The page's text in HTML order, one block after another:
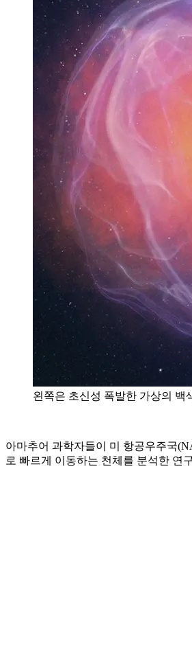
왼쪽은 초신성 폭발한 가상의 백
아마추어 과학자들이 미 항공우주국
로 빠르게 이동하는 천체를 분석한 연